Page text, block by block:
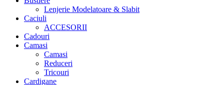
Lenjerie Modelatoare & Slabit
Caciuli
ACCESORII
Cadouri
Camasi
Camasi
Reduceri
Tricouri
Cardigane